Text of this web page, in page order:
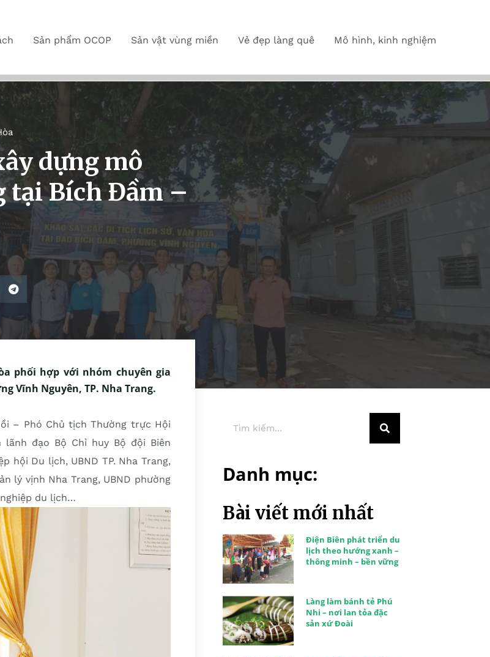
Sản phẩm OCOP Sản vật vùng miền Vẻ đẹp làng quê Mô hình, kinh nghiệm
dựng mô
tại Bích Đầm –
phối hợp với nhóm chuyên gia
Vĩnh Nguyên, TP. Nha Trang.
– Phó Chủ tịch Thường trực Hội
lãnh đạo Bộ Chỉ huy Bộ đội Biên
hội Du lịch, UBND TP. Nha Trang,
lý vịnh Nha Trang, UBND phường
du lịch…
Danh mục:
Bài viết mới nhất
Điện Biên phát triển du
lịch theo hướng xanh –
thông minh – bền vững
Làng làm bánh tẻ Phú
Nhi – nơi lan tỏa đặc
sản xứ Đoài